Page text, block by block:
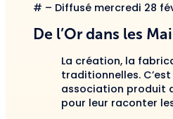
# – Diffusé mercredi 28
De l’Or dans les
La création, la
traditionnelles.
association produit
pour leur raconter